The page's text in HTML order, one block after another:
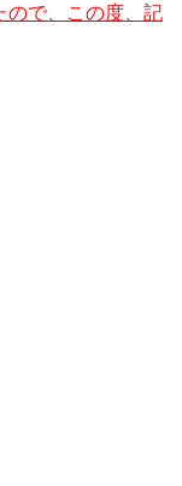
で、この度、記